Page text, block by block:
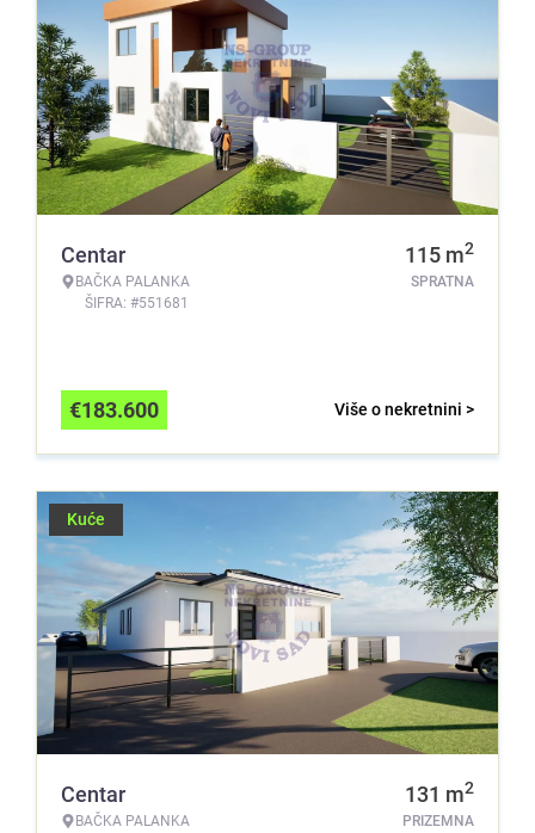
Centar
BAČKA PALANKA
ŠIFRA: #551681
115 m2
SPRATNA
Više o nekretnini >
€183.600
Kuće
Centar
BAČKA PALANKA
131 m2
PRIZEMNA